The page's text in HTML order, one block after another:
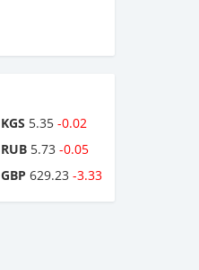
KGS 5.35 -0.02
RUB 5.73 -0.05
GBP 629.23 -3.33